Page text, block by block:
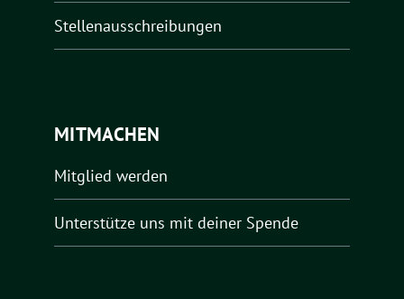
Stellenausschreibungen
MITMACHEN
Mitglied werden
Unterstütze uns mit deiner Spende